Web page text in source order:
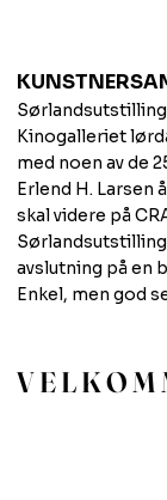
Kinogalleriet
med noen av de
Erlend H. Larsen
skal videre på
avslutning på
Enkel, men god
V E L K O M